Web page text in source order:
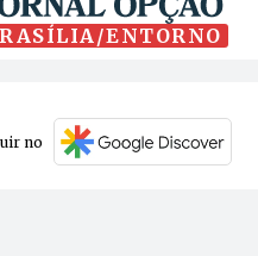
ENTORNO
no